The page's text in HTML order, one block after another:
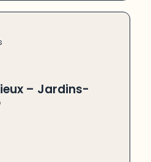
– Jardins-